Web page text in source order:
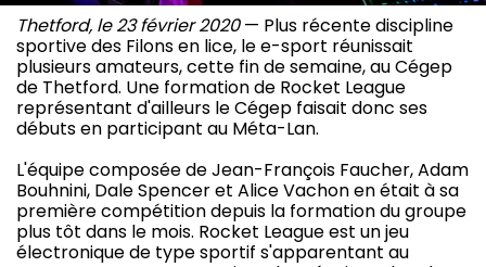
Thetford, le 23 février 2020— Plus récente discipline
sportive des Filons en lice, le e-sport réunissait
plusieurs amateurs, cette fin de semaine, au Cégep
de Thetford. Une formation de Rocket League
représentant d'ailleurs le Cégep faisait donc ses
débuts en participant au Méta-Lan.
L'équipe composée de Jean-François Faucher, Adam
Bouhnini, Dale Spencer et Alice Vachon en était à sa
première compétition depuis la formation du groupe
plus tôt dans le mois. Rocket League est un jeu
électronique de type sportif s'apparentant au